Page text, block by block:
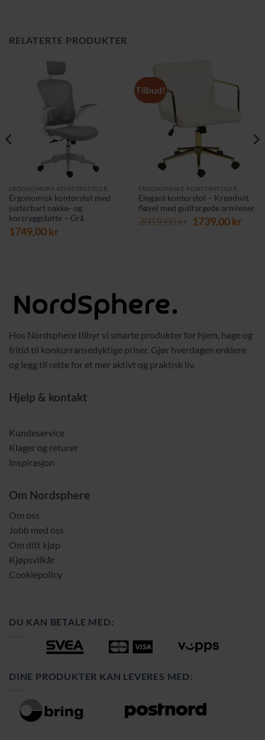
RELATERTE PRODUKTER
ERGONOMISKE KONTORSTOLER
Ergonomisk kontorstol med
justerbart nakke- og
korsryggstøtte – Grå
1749,00kr
Tilbud!
ERGONOMISKE KONTORSTOLER
Elegant kontorstol – Kremhvit
fløyel med gullfargede armlener
2019,00kr Opprinnelig
1739,00kr
Hos Nordsphere tilbyr vi smarte produkter for hjem, hage og
fritid til konkurransedyktige priser. Gjør hverdagen enklere
og legg til rette for et mer aktivt og praktisk liv.
Hjelp & kontakt
Kundeservice
Klager og returer
Inspirasjon
Om Nordsphere
Om oss
Jobb med oss
Om ditt kjøp
Kjøpsvilkår
Cookiepolicy
DU KAN BETALE MED:
DINE PRODUKTER KAN LEVERES MED: